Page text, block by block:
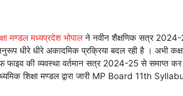
मण्डल मध्यप्रदेश भोपालने नवीन शैक्षणिक सत्र 2024-
धीरे धीरे अकादमिक प्रक्रिया बदल रही है । अभी
की व्यवस्था वर्तमान सत्र 2024-25 से समाप्त कर
शिक्षा मण्डल द्वारा जारी MP Board 11th